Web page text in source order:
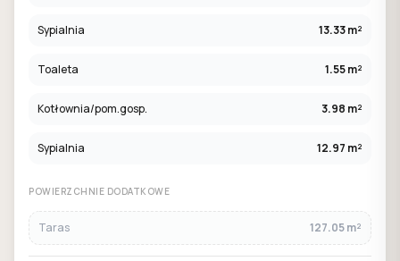
Sypialnia 13.33 m²
Toaleta 1.55 m²
Kotłownia/pom.gosp. 3.98 m²
Sypialnia 12.97 m²
POWIERZCHNIE DODATKOWE
Taras 127.05 m²